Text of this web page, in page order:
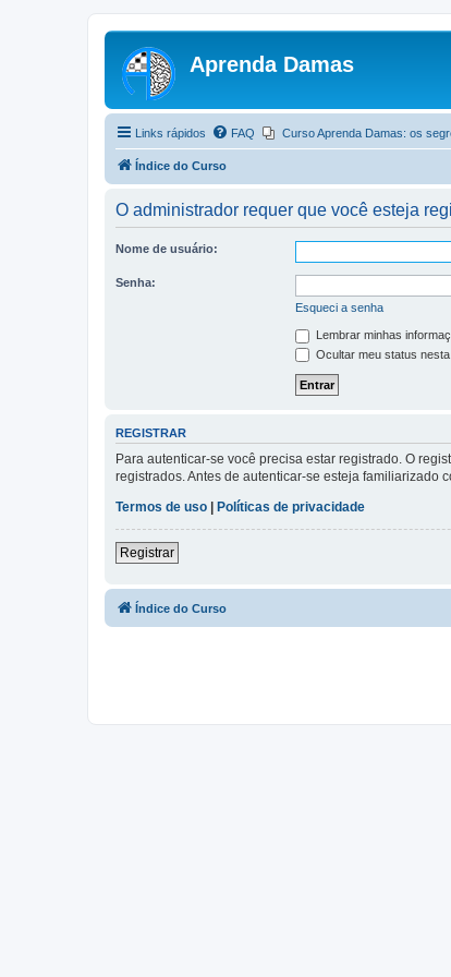
Aprenda Damas
Links rápidos FAQ Curso Aprenda Damas: os
Índice do Curso
O administrador requer que você esteja
Nome de usuário:
Senha:
Esqueci a senha
Lembrar minhas
Ocultar meu status
REGISTRAR
Para autenticar-se você precisa estar registrado. O
registrados. Antes de autenticar-se esteja familiarizado
Termos de uso | Políticas de privacidade
Registrar
Índice do Curso